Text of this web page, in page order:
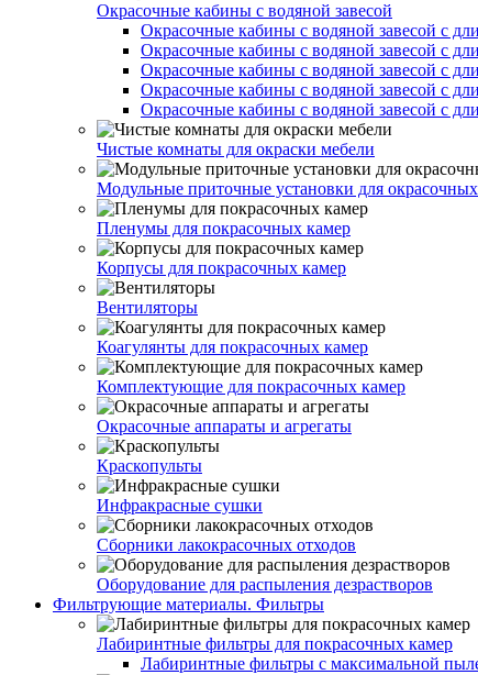
Окрасочные кабины с водяной завесой
Окрасочные кабины с водяной завесой с
Окрасочные кабины с водяной завесой с
Окрасочные кабины с водяной завесой с
Окрасочные кабины с водяной завесой с
Окрасочные кабины с водяной завесой с
Чистые комнаты для окраски мебели
Модульные приточные установки для
Пленумы для покрасочных камер
Корпусы для покрасочных камер
Вентиляторы
Коагулянты для покрасочных камер
Комплектующие для покрасочных камер
Окрасочные аппараты и агрегаты
Краскопульты
Инфракрасные сушки
Сборники лакокрасочных отходов
Оборудование для распыления дезрастворов
Фильтрующие материалы. Фильтры
Лабиринтные фильтры для покрасочных камер
Лабиринтные фильтры с максимальной